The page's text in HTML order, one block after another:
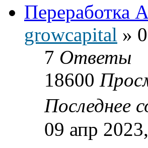
Переработка
growcapital »
7 Ответы
18600
Последнее
09 апр